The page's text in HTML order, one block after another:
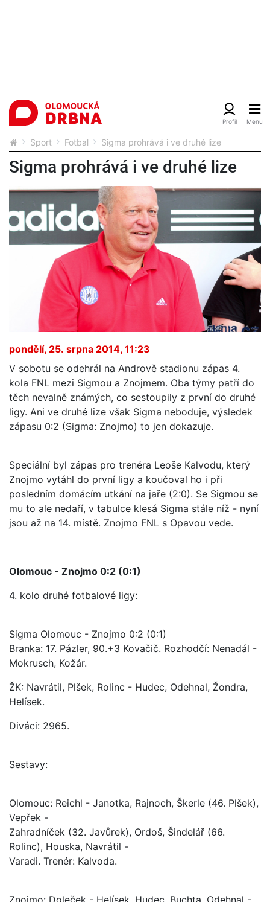
Sport Fotbal Sigma prohrává i ve druhé lize
Sigma prohrává i ve druhé lize
pondělí, 25. srpna 2014, 11:23
V sobotu se odehrál na Andrově stadionu zápas 4.
kola FNL mezi Sigmou a Znojmem. Oba týmy patří do
těch nevalně známých, co sestoupily z první do druhé
ligy. Ani ve druhé lize však Sigma neboduje, výsledek
zápasu 0:2 (Sigma: Znojmo) to jen dokazuje.
Speciální byl zápas pro trenéra Leoše Kalvodu, který
Znojmo vytáhl do první ligy a koučoval ho i při
posledním domácím utkání na jaře (2:0). Se Sigmou se
mu to ale nedaří, v tabulce klesá Sigma stále níž - nyní
jsou až na 14. místě. Znojmo FNL s Opavou vede.
Olomouc - Znojmo 0:2 (0:1)
4. kolo druhé fotbalové ligy:
Sigma Olomouc - Znojmo 0:2 (0:1)
Branka: 17. Pázler, 90.+3 Kovačič. Rozhodčí: Nenadál -
Mokrusch, Kožár.
ŽK: Navrátil, Plšek, Rolinc - Hudec, Odehnal, Žondra,
Helísek.
Diváci: 2965.
Sestavy:
Olomouc: Reichl - Janotka, Rajnoch, Škerle (46. Plšek),
Vepřek -
Zahradníček (32. Javůrek), Ordoš, Šindelář (66.
Rolinc), Houska, Navrátil -
Varadi. Trenér: Kalvoda.
Znojmo: Doleček - Helísek, Hudec, Buchta, Odehnal -